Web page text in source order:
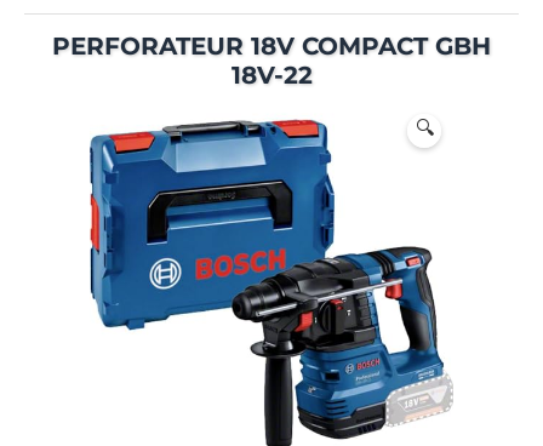
PERFORATEUR 18V COMPACT GBH
18V-22
🔍